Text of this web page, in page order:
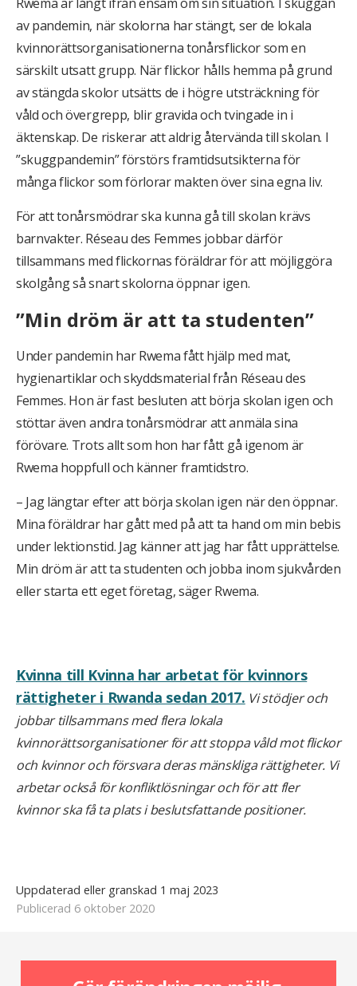
av pandemin, när skolorna har stängt, ser de lokala
kvinnorättsorganisationerna tonårsflickor som en
särskilt utsatt grupp. När flickor hålls hemma på grund
av stängda skolor utsätts de i högre utsträckning för
våld och övergrepp, blir gravida och tvingade in i
äktenskap. De riskerar att aldrig återvända till skolan. I
”skuggpandemin” förstörs framtidsutsikterna för
många flickor som förlorar makten över sina egna liv.
För att tonårsmödrar ska kunna gå till skolan krävs
barnvakter. Réseau des Femmes jobbar därför
tillsammans med flickornas föräldrar för att möjliggöra
skolgång så snart skolorna öppnar igen.
”Min dröm är att ta studenten”
Under pandemin har Rwema fått hjälp med mat,
hygienartiklar och skyddsmaterial från Réseau des
Femmes. Hon är fast besluten att börja skolan igen och
stöttar även andra tonårsmödrar att anmäla sina
förövare. Trots allt som hon har fått gå igenom är
Rwema hoppfull och känner framtidstro.
– Jag längtar efter att börja skolan igen när den öppnar.
Mina föräldrar har gått med på att ta hand om min bebis
under lektionstid. Jag känner att jag har fått upprättelse.
Min dröm är att ta studenten och jobba inom sjukvården
eller starta ett eget företag, säger Rwema.
Kvinna till Kvinna har arbetat för kvinnors
rättigheter i Rwanda sedan 2017. Vi stödjer och
jobbar tillsammans med flera lokala
kvinnorättsorganisationer för att stoppa våld mot flickor
och kvinnor och försvara deras mänskliga rättigheter. Vi
arbetar också för konfliktlösningar och för att fler
kvinnor ska få ta plats i beslutsfattande positioner.
Uppdaterad eller granskad 1 maj 2023
Publicerad 6 oktober 2020